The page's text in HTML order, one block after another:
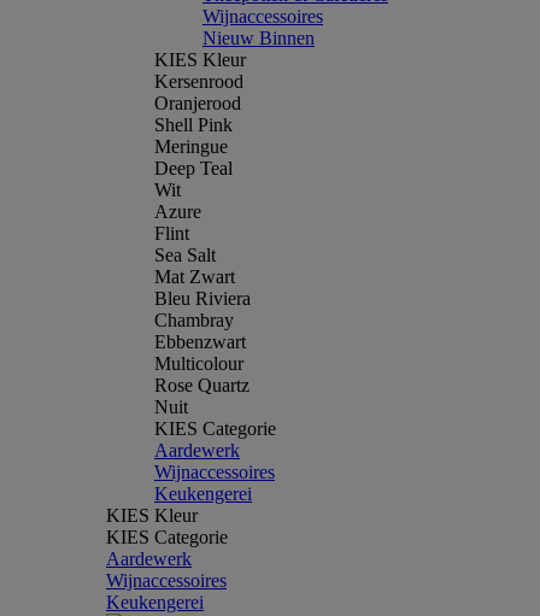
Wijnaccessoires
Nieuw Binnen
KIES Kleur
Kersenrood
Oranjerood
Shell Pink
Meringue
Deep Teal
Wit
Azure
Flint
Sea Salt
Mat Zwart
Bleu Riviera
Chambray
Ebbenzwart
Multicolour
Rose Quartz
Nuit
KIES Categorie
Aardewerk
Wijnaccessoires
Keukengerei
KIES Kleur
KIES Categorie
Aardewerk
Wijnaccessoires
Keukengerei